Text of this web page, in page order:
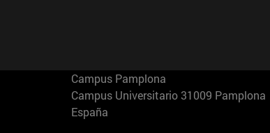
Campus Pamplona
Campus Universitario 31009 Pamplona
España